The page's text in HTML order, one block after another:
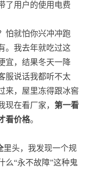
了用户的使用电费
怕就怕你兴冲冲跑
。我去年就吃过这
宜，结果冬天一降
服说话我都听不太
来，屋里冻得跟冰窖
现在看厂家，第一看
看价格。
里头，我发现一个规
么“永不故障”这种鬼